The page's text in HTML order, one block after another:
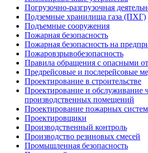
Погрузочно-разгрузочная
Подземные хранилища газа (ПХГ)
Подъемные сооружения
Пожарная безопасность
Пожарная безопасность на
Пожаровзрывобезопасность
Правила обращения с опасными
Предрейсовые и послерейсовые
Проектирование в строительстве
Проектирование и обслуживание
производственных помещений
Проектирование пожарных систем
Проектировщики
Производственный контроль
Производство резиновых смесей
Промышленная безопасность